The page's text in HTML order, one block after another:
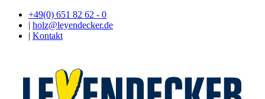
+49(0) 651 82 62 - 0
| holz@leyendecker.de
| Kontakt